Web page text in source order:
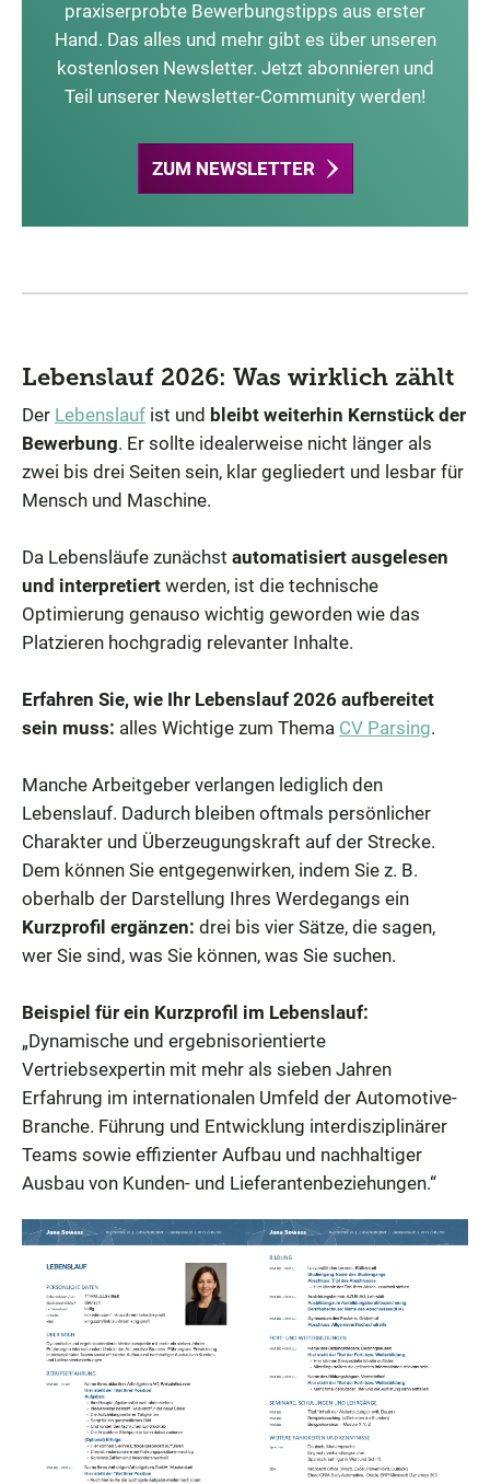
praxiserprobte Bewerbungstipps aus erster
Hand. Das alles und mehr gibt es über unseren
kostenlosen Newsletter. Jetzt abonnieren und
Teil unserer Newsletter-Community werden!
ZUM NEWSLETTER
Lebenslauf 2026: Was wirklich zählt
Der Lebenslauf ist und bleibt weiterhin Kernstück der
Bewerbung. Er sollte idealerweise nicht länger als
zwei bis drei Seiten sein, klar gegliedert und lesbar für
Mensch und Maschine.
Da Lebensläufe zunächst automatisiert ausgelesen
und interpretiert werden, ist die technische
Optimierung genauso wichtig geworden wie das
Platzieren hochgradig relevanter Inhalte.
Erfahren Sie, wie Ihr Lebenslauf 2026 aufbereitet
sein muss: alles Wichtige zum Thema CV Parsing.
Manche Arbeitgeber verlangen lediglich den
Lebenslauf. Dadurch bleiben oftmals persönlicher
Charakter und Überzeugungskraft auf der Strecke.
Dem können Sie entgegenwirken, indem Sie z. B.
oberhalb der Darstellung Ihres Werdegangs ein
Kurzprofil ergänzen: drei bis vier Sätze, die sagen,
wer Sie sind, was Sie können, was Sie suchen.
Beispiel für ein Kurzprofil im Lebenslauf:
„Dynamische und ergebnisorientierte
Vertriebsexpertin mit mehr als sieben Jahren
Erfahrung im internationalen Umfeld der Automotive-
Branche. Führung und Entwicklung interdisziplinärer
Teams sowie effizienter Aufbau und nachhaltiger
Ausbau von Kunden- und Lieferantenbeziehungen.“